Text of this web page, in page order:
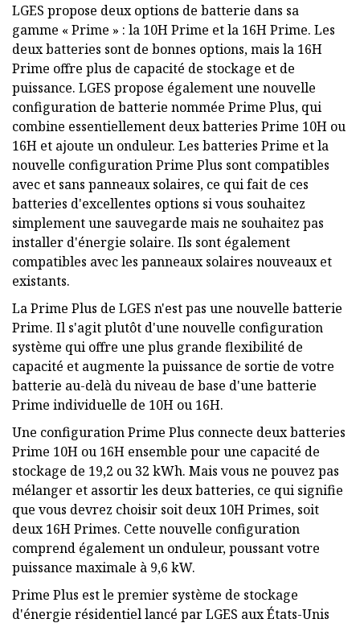
LGES propose deux options de batterie dans sa
gamme « Prime » : la 10H Prime et la 16H Prime. Les
deux batteries sont de bonnes options, mais la 16H
Prime offre plus de capacité de stockage et de
puissance. LGES propose également une nouvelle
configuration de batterie nommée Prime Plus, qui
combine essentiellement deux batteries Prime 10H ou
16H et ajoute un onduleur. Les batteries Prime et la
nouvelle configuration Prime Plus sont compatibles
avec et sans panneaux solaires, ce qui fait de ces
batteries d'excellentes options si vous souhaitez
simplement une sauvegarde mais ne souhaitez pas
installer d'énergie solaire. Ils sont également
compatibles avec les panneaux solaires nouveaux et
existants.
La Prime Plus de LGES n'est pas une nouvelle batterie
Prime. Il s'agit plutôt d'une nouvelle configuration
système qui offre une plus grande flexibilité de
capacité et augmente la puissance de sortie de votre
batterie au-delà du niveau de base d'une batterie
Prime individuelle de 10H ou 16H.
Une configuration Prime Plus connecte deux batteries
Prime 10H ou 16H ensemble pour une capacité de
stockage de 19,2 ou 32 kWh. Mais vous ne pouvez pas
mélanger et assortir les deux batteries, ce qui signifie
que vous devrez choisir soit deux 10H Primes, soit
deux 16H Primes. Cette nouvelle configuration
comprend également un onduleur, poussant votre
puissance maximale à 9,6 kW.
Prime Plus est le premier système de stockage
d'énergie résidentiel lancé par LGES aux États-Unis